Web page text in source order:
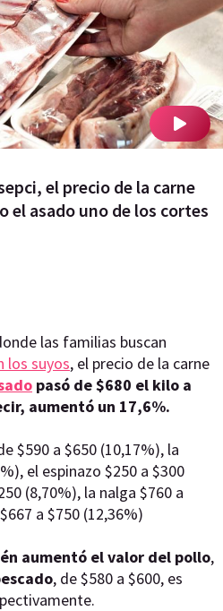
el precio de la carne
el asado uno de los cortes
las familias buscan
los suyos, el precio de la carne
pasó de $680 el kilo a
aumentó un 17,6%.
$590 a $650 (10,17%), la
el espinazo $250 a $300
(8,70%), la nalga $760 a
a $750 (12,36%)
aumentó el valor del pollo,
, de $580 a $600, es